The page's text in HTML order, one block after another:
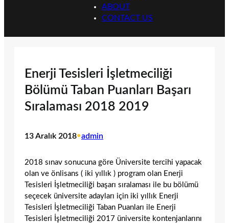
ABOUT
CONTACT US
Enerji Tesisleri İşletmeciliği
Bölümü Taban Puanları Başarı
Sıralaması 2018 2019
13 Aralık 2018•admin
2018 sınav sonucuna göre Üniversite tercihi yapacak
olan ve önlisans ( iki yıllık ) program olan Enerji
Tesisleri İşletmeciliği başarı sıralaması ile bu bölümü
seçecek üniversite adayları için iki yıllık Enerji
Tesisleri İşletmeciliği Taban Puanları ile Enerji
Tesisleri İşletmeciliği 2017 üniversite kontenjanlarını